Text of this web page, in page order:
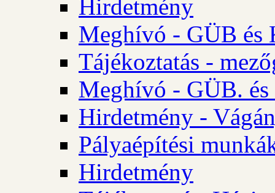
Hirdetmény
Meghívó - GÜB és
Tájékoztatás -
Meghívó - GÜB.
Hirdetmény -
Pályaépítési
Hirdetmény